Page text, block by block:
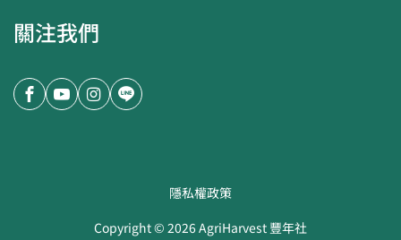
關注我們
隱私權政策
Copyright ©2026AgriHarvest 豐年社